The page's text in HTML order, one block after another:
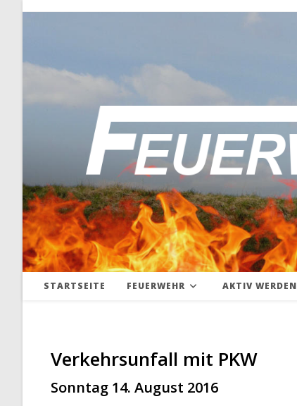
STARTSEITE FEUERWEHR AKTIV WERDEN
Verkehrsunfall mit PKW
Sonntag 14. August 2016